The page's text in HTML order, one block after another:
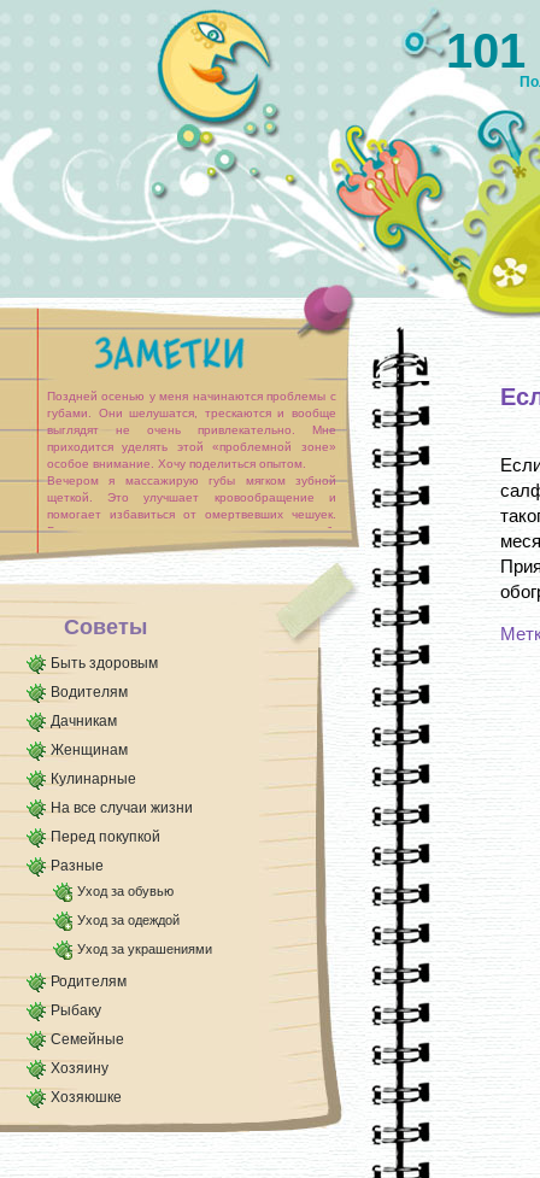
Поздней осенью у меня начинаются проблемы с
губами. Они шелушатся, трескаются и вообще
выглядят не очень привлекательно. Мне
приходится уделять этой «проблемной зоне»
особое внимание. Хочу поделиться опытом.
Вечером я массажирую губы мягком зубной
щеткой. Это улучшает кровообращение и
помогает избавиться от омертвевших чешуек.
Регулярно делаю питательные маски для губ:
смешиваю в равных пропорциях творог и [...]
Советы
Быть здоровым
Водителям
Дачникам
Женщинам
Кулинарные
На все случаи жизни
Перед покупкой
Разные
Уход за обувью
Уход за одеждой
Уход за украшениями
Родителям
Рыбаку
Семейные
Хозяину
Хозяюшке